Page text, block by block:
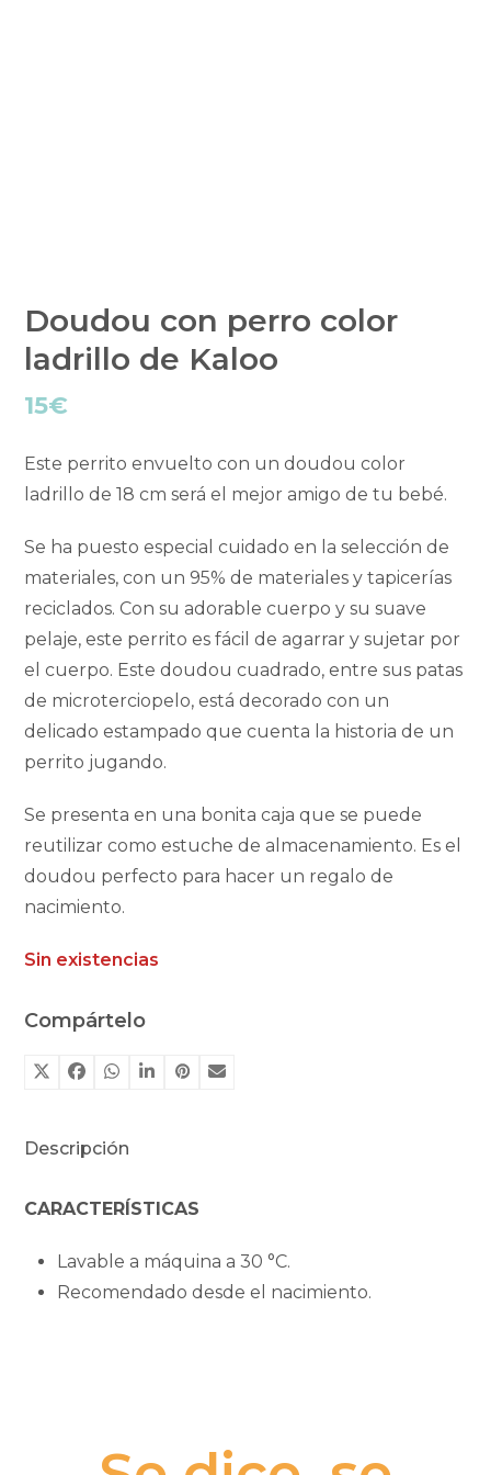
Doudou con perro color
ladrillo de Kaloo
15€
Este perrito envuelto con un doudou color
ladrillo de 18 cm será el mejor amigo de tu bebé.
Se ha puesto especial cuidado en la selección de
materiales, con un 95% de materiales y tapicerías
reciclados. Con su adorable cuerpo y su suave
pelaje, este perrito es fácil de agarrar y sujetar por
el cuerpo. Este doudou cuadrado, entre sus patas
de microterciopelo, está decorado con un
delicado estampado que cuenta la historia de un
perrito jugando.
Se presenta en una bonita caja que se puede
reutilizar como estuche de almacenamiento. Es el
doudou perfecto para hacer un regalo de
nacimiento.
Sin existencias
Compártelo
Descripción
CARACTERÍSTICAS
Lavable a máquina a 30 °C.
Recomendado desde el nacimiento.